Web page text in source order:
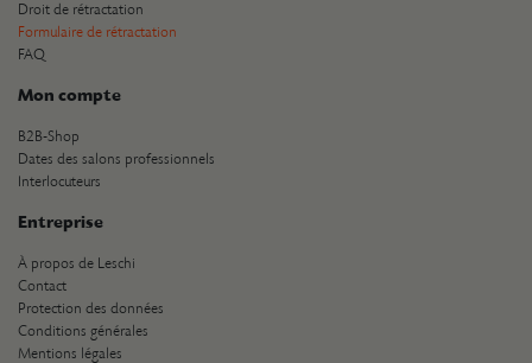
Droit de rétractation
Formulaire de rétractation
FAQ
Mon compte
B2B-Shop
Dates des salons professionnels
Interlocuteurs
Entreprise
À propos de Leschi
Contact
Protection des données
Conditions générales
Mentions légales